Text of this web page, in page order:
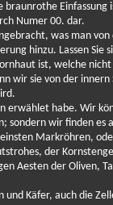
braunrothe Einfassung
Numer 00. dar.
was man
hinzu. Lassen Sie
ist, welche
wir sie von der innern
erwählet habe. Wir
sondern wir finden es
Markröhren,
der
Aesten der Oliven,
Käfer, auch die